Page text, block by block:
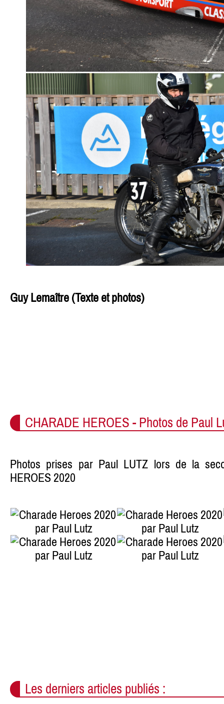
Guy Lemaître (Texte et photos)
CHARADE HEROES - Photos de Paul
Photos prises par Paul LUTZ lors de la
HEROES 2020
Les derniers articles publiés :